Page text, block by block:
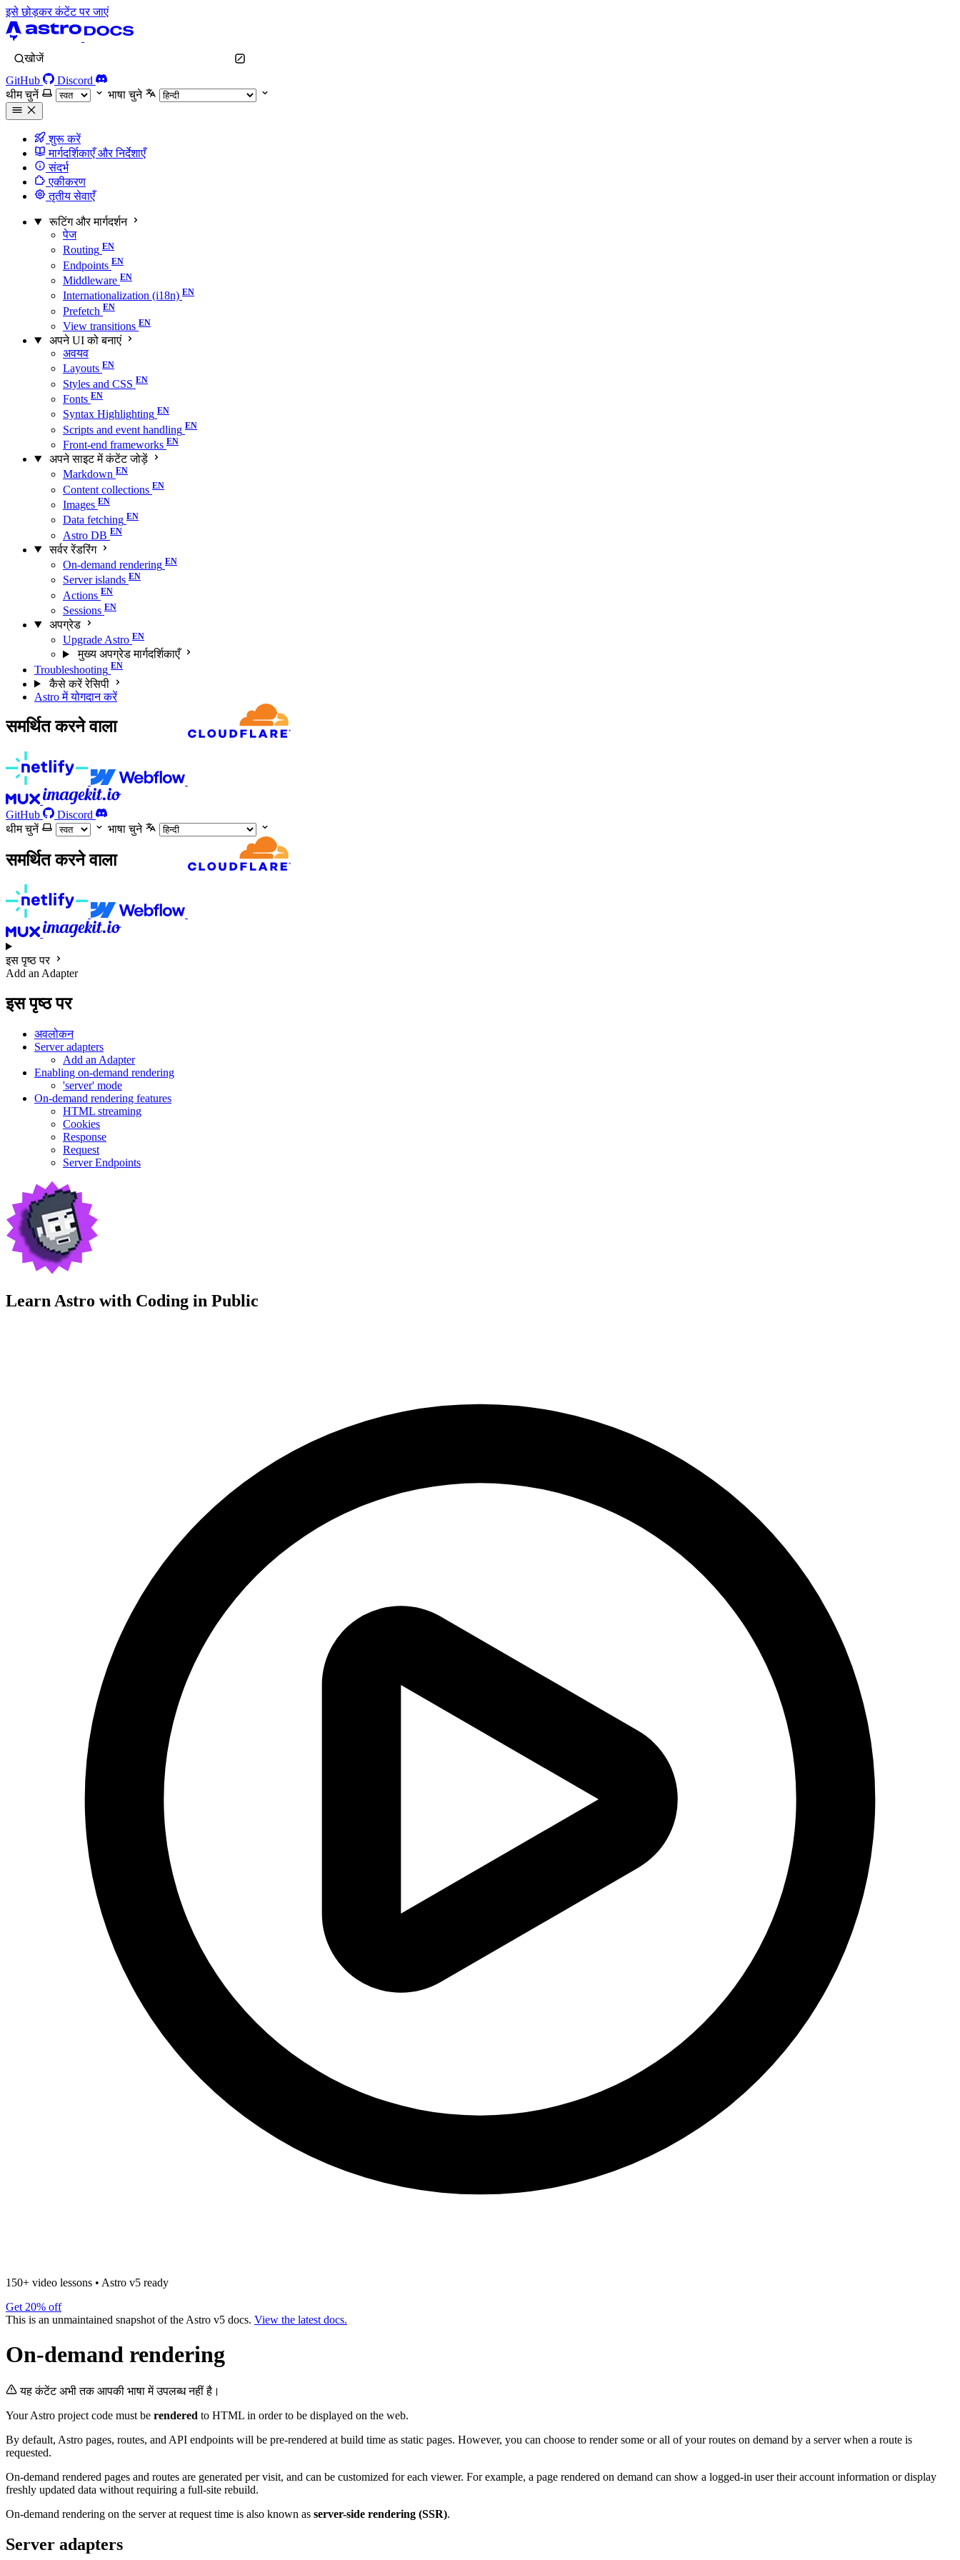
इसे छोड़कर कंटेंट पर जाएं
खोजें
GitHub
Discord
थीम चुनें
भाषा चुने
शुरू करें
मार्गदर्शिकाएँ और निर्देशाएँ
संदर्भ
एकीकरण
तृतीय सेवाएँ
रूटिंग और मार्गदर्शन
पेज
Routing
Endpoints
Middleware
Internationalization (i18n)
Prefetch
View transitions
अपने UI को बनाएं
अवयव
Layouts
Styles and CSS
Fonts
Syntax Highlighting
Scripts and event handling
Front-end frameworks
अपने साइट में कंटेंट जोड़ें
Markdown
Content collections
Images
Data fetching
Astro DB
सर्वर रेंडरिंग
On-demand rendering
Server islands
Actions
Sessions
अपग्रेड
Upgrade Astro
मुख्य अपग्रेड मार्गदर्शिकाएँ
Troubleshooting
कैसे करें रेसिपी
Astro में योगदान करें
समर्थित करने वाला
GitHub
Discord
थीम चुनें
भाषा चुने
समर्थित करने वाला
इस पृष्ठ पर
Add an Adapter
इस पृष्ठ पर
अवलोकन
Server adapters
Add an Adapter
Enabling on-demand rendering
'server' mode
On-demand rendering features
HTML streaming
Cookies
Response
Request
Server Endpoints
Learn Astro with Coding in Public
150+ video lessons • Astro v5 ready
Get 20% off
This is an unmaintained snapshot of the Astro v5 docs. View the latest docs.
On-demand rendering
यह कंटेंट अभी तक आपकी भाषा में उपलब्ध नहीं है।
Your Astro project code must be rendered to HTML in order to be displayed on the web.
By default, Astro pages, routes, and API endpoints will be pre-rendered at build time as static pages. However, you can choose to render some or all of your routes on demand by a server when a route is
requested.
On-demand rendered pages and routes are generated per visit, and can be customized for each viewer. For example, a page rendered on demand can show a logged-in user their account information or display
freshly updated data without requiring a full-site rebuild.
On-demand rendering on the server at request time is also known as server-side rendering (SSR).
Server adapters